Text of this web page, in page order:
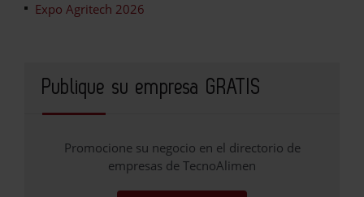
Expo Agritech 2026
Publique su empresa GRATIS
Promocione su negocio en el directorio de
empresas de TecnoAlimen